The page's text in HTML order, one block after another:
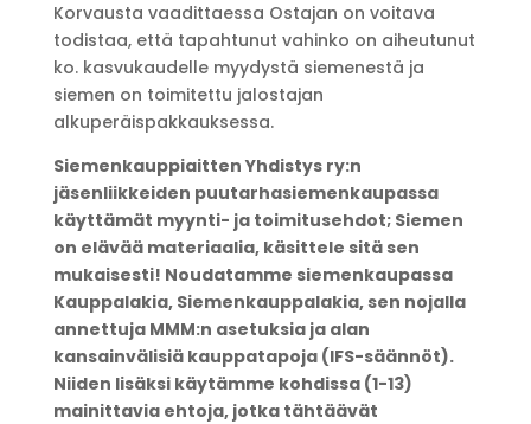
Korvausta vaadittaessa Ostajan on voitava
todistaa, että tapahtunut vahinko on aiheutunut
ko. kasvukaudelle myydystä siemenestä ja
siemen on toimitettu jalostajan
alkuperäispakkauksessa.
Siemenkauppiaitten Yhdistys ry:n
jäsenliikkeiden puutarhasiemenkaupassa
käyttämät myynti- ja toimitusehdot; Siemen
on elävää materiaalia, käsittele sitä sen
mukaisesti! Noudatamme siemenkaupassa
Kauppalakia, Siemenkauppalakia, sen nojalla
annettuja MMM:n asetuksia ja alan
kansainvälisiä kauppatapoja (IFS-säännöt).
Niiden lisäksi käytämme kohdissa (1-13)
mainittavia ehtoja, jotka tähtäävät